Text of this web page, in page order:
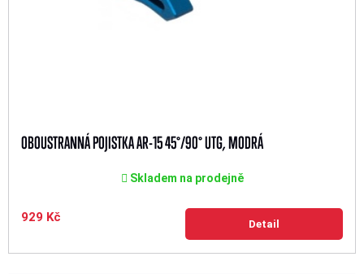
OBOUSTRANNÁ POJISTKA AR-15 45°/90° UTG, MODRÁ
Skladem na prodejně
929 Kč Detail